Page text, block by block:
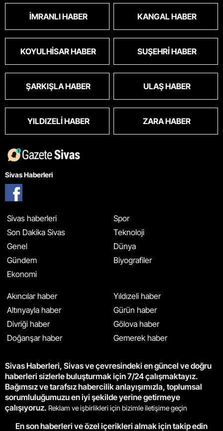
İMRANLI HABER KANGAL HABER
KOYULHISAR HABER SUŞEHRI HABER
ŞARKIŞLA HABER ULAŞ HABER
YILDIZELI HABER ZARA HABER
Sivas Haberleri
Sivas haberleri
Son Dakika Sivas
Genel
Gündem
Ekonomi
Spor
Teknoloji
Dünya
Biyografiler
Akıncılar haber
Altınyayla haber
Divriği haber
Doğanşar haber
Yıldızeli haber
Gürün haber
Gölova haber
Gemerek haber
Sivas Haberleri, Sivas ve çevresindeki en güncel ve doğru
haberleri sizlerle buluşturmak için 7/24 çalışmaktayız.
Bağımsız ve tarafsız habercilik anlayışımızla, toplumsal
sorumluluğumuzu en iyi şekilde yerine getirmeye
çalışıyoruz. Reklam ve işbirlikleri için bizimle iletişime geçin
En son haberleri ve özel içerikleri almak için takip edin